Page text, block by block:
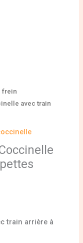
frein
avec train
train arrière à